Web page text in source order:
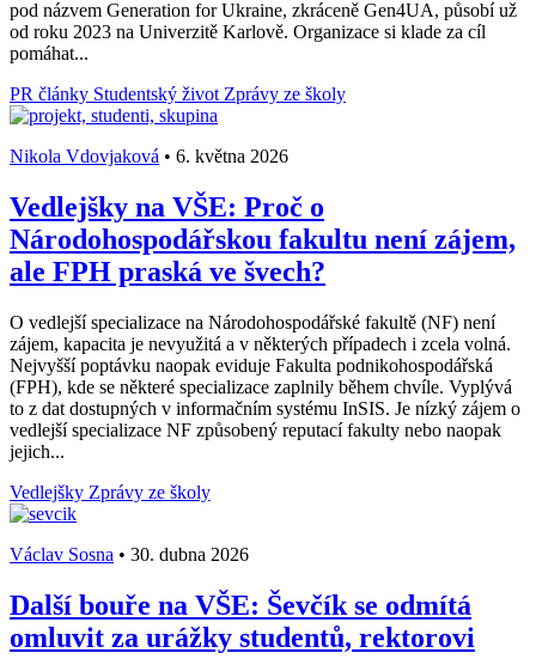
pod názvem Generation for Ukraine, zkráceně Gen4UA, působí už
od roku 2023 na Univerzitě Karlově. Organizace si klade za cíl
pomáhat...
PR články Studentský život Zprávy ze školy
Nikola Vdovjaková • 6. května 2026
Vedlejšky na VŠE: Proč o
Národohospodářskou fakultu není zájem,
ale FPH praská ve švech?
O vedlejší specializace na Národohospodářské fakultě (NF) není
zájem, kapacita je nevyužitá a v některých případech i zcela volná.
Nejvyšší poptávku naopak eviduje Fakulta podnikohospodářská
(FPH), kde se některé specializace zaplnily během chvíle. Vyplývá
to z dat dostupných v informačním systému InSIS. Je nízký zájem o
vedlejší specializace NF způsobený reputací fakulty nebo naopak
jejich...
Vedlejšky Zprávy ze školy
Václav Sosna • 30. dubna 2026
Další bouře na VŠE: Ševčík se odmítá
omluvit za urážky studentů, rektorovi